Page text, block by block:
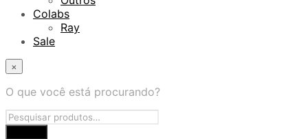
Colabs
Ray
Sale
×
O que você está procurando?